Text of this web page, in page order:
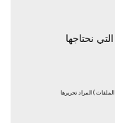
نحتاجها
) المراد تحريرها